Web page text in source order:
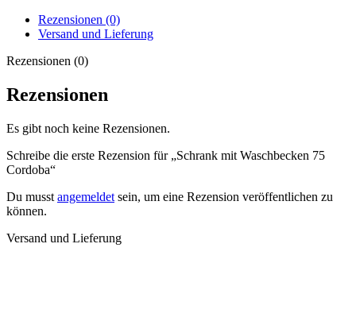
Rezensionen (0)
Versand und Lieferung
Rezensionen (0)
Rezensionen
Es gibt noch keine Rezensionen.
Schreibe die erste Rezension für „Schrank mit Waschbecken 75
Cordoba“
Du musst angemeldet sein, um eine Rezension veröffentlichen zu
können.
Versand und Lieferung